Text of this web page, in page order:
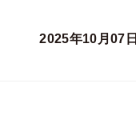
2025年10月07日